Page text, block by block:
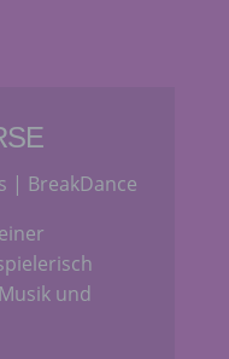
| BreakDance
und